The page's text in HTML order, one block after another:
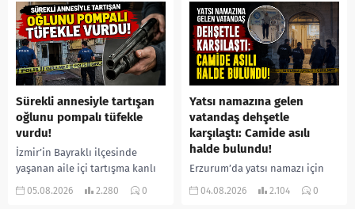
Sürekli annesiyle tartışan
oğlunu pompalı tüfekle
vurdu!
İzmir’in Bayraklı ilçesinde
yaşanan aile içi tartışma kanlı
bitti. İddiaya göre, uzun süredir
05.08.2026 2.280 0
Yatsı namazına gelen
vatandaş dehşetle
karşılaştı: Camide asılı
halde bulundu!
Erzurum’da yatsı namazı için
camiye gelen bir vatandaş,
04.08.2026 2.104 0